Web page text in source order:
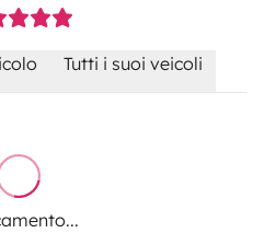
Tutti i suoi veicoli